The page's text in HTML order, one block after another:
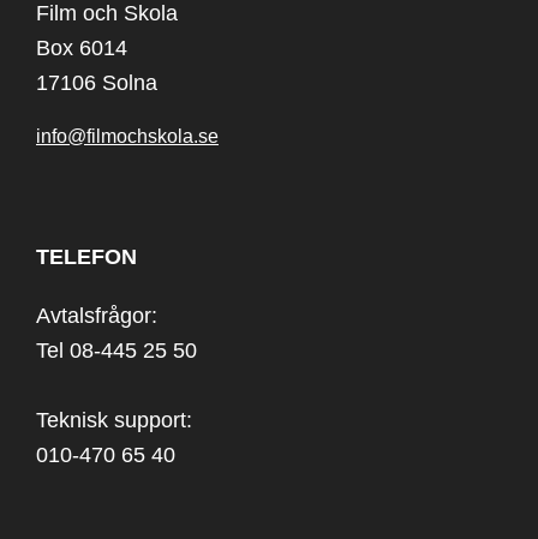
Film och Skola
Box 6014
17106 Solna
info@filmochskola.se
TELEFON
Avtalsfrågor:
Tel 08-445 25 50
Teknisk support:
010-470 65 40